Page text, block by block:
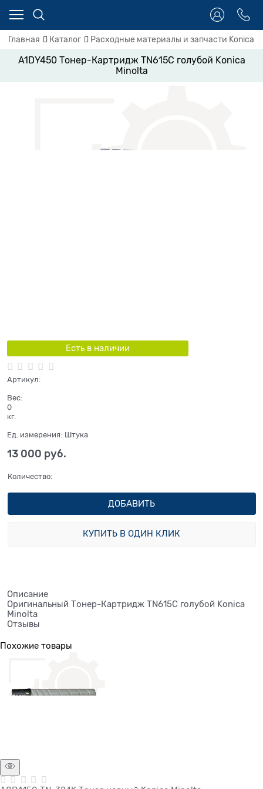
Главная Каталог Расходные материалы и запчасти Konica
A1DY450 Тонер-Картридж TN615C голубой Konica
Minolta
Есть в наличии
Артикул:
Вес:
0
кг.
Ед. измерения: Штука
13 000 руб.
Количество:
ДОБАВИТЬ
КУПИТЬ В ОДИН КЛИК
Описание
Оригинальный Тонер-Картридж TN615C голубой Konica
Minolta
Отзывы
Похожие товары